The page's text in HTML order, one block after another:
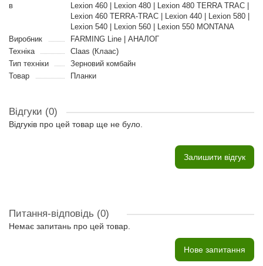
в
Lexion 460 | Lexion 480 | Lexion 480 TERRA TRAC |
Lexion 460 TERRA-TRAC | Lexion 440 | Lexion 580 |
Lexion 540 | Lexion 560 | Lexion 550 MONTANA
Виробник
FARMING Line | АНАЛОГ
Техніка
Claas (Клаас)
Тип техніки
Зерновий комбайн
Товар
Планки
Відгуки (0)
Відгуків про цей товар ще не було.
Залишити відгук
Питання-відповідь (0)
Немає запитань про цей товар.
Нове запитання